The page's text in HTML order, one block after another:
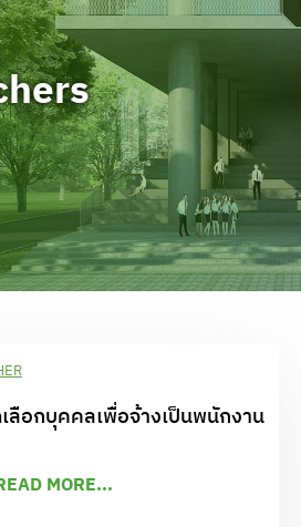
ลือกบุคคลเพื่อจ้างเป็นพนักงาน
MORE...